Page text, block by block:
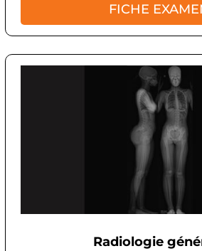
FICHE
Radiologie